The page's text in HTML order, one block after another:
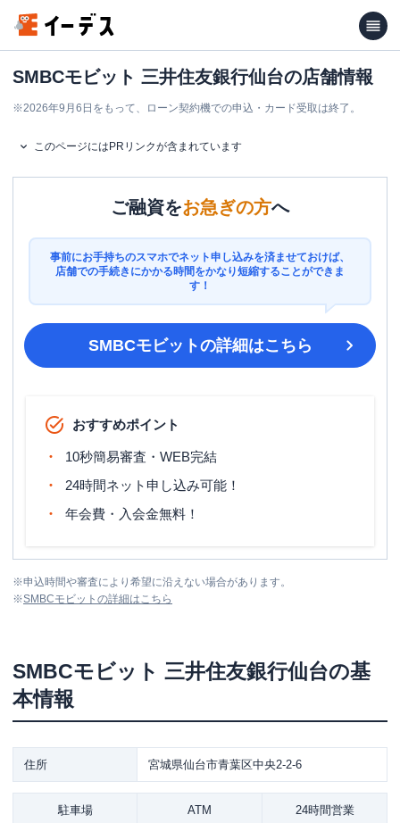
SMBCモビット 三井住友銀行仙台の店舗情報
※2026年9月6日をもって、ローン契約機での申込・カード受取は終了。
このページにはPRリンクが含まれています
ご融資をお急ぎの方へ
事前にお手持ちのスマホでネット申し込みを済ませておけば、
店舗での手続きにかかる時間をかなり短縮することができま
す！
SMBCモビットの詳細はこちら
おすすめポイント
10秒簡易審査・WEB完結
24時間ネット申し込み可能！
年会費・入会金無料！
※申込時間や審査により希望に沿えない場合があります。
※SMBCモビット の詳細はこちら
SMBCモビット 三井住友銀行仙台の基
本情報
住所 宮城県仙台市青葉区中央2-2-6
駐車場 ATM 24時間営業